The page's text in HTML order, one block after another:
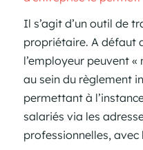
Il s’agit d’un outil de
propriétaire. A défaut
l’employeur peuvent
au sein du règlement
permettant à
salariés via les
professionnelles, avec